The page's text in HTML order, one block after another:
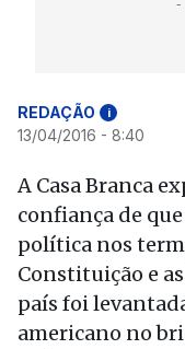
REDAÇÃO i
13/04/2016 - 8:40
A Casa Branca
confiança de
política nos
Constituição e
país foi
americano no